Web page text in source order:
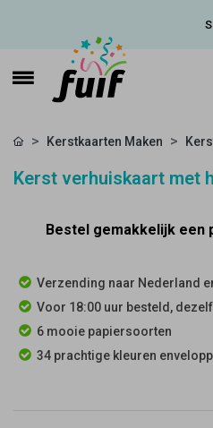
Kerstkaarten Maken
Kerst verhuiskaart met
Bestel gemakkelijk een
Verzending naar Nederland
Voor 18:00 uur besteld,
6 mooie papiersoorten
34 prachtige kleuren